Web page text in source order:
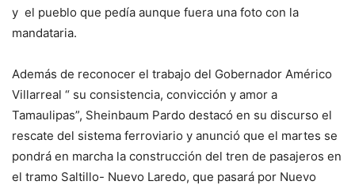
y el pueblo que pedía aunque fuera una foto con la
mandataria.
Además de reconocer el trabajo del Gobernador Américo
Villarreal “ su consistencia, convicción y amor a
Tamaulipas”, Sheinbaum Pardo destacó en su discurso el
rescate del sistema ferroviario y anunció que el martes se
pondrá en marcha la construcción del tren de pasajeros en
el tramo Saltillo- Nuevo Laredo, que pasará por Nuevo